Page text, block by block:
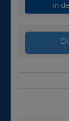
in